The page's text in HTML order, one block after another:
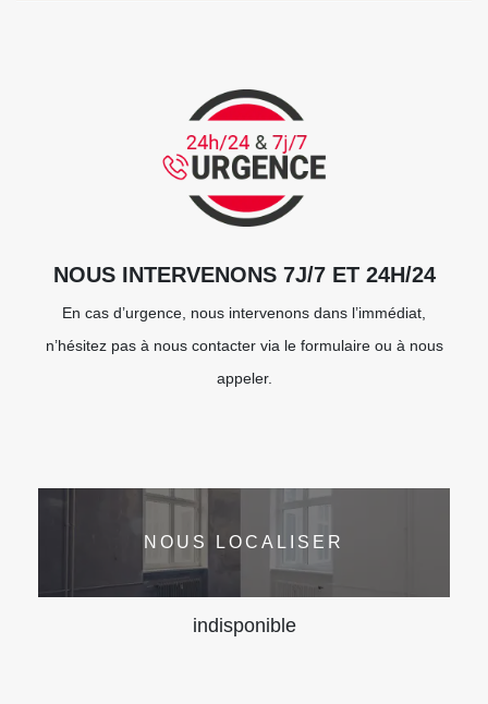
NOUS INTERVENONS 7J/7 ET 24H/24
En cas d’urgence, nous intervenons dans l’immédiat,
n’hésitez pas à nous contacter via le formulaire ou à nous
appeler.
NOUS LOCALISER
indisponible